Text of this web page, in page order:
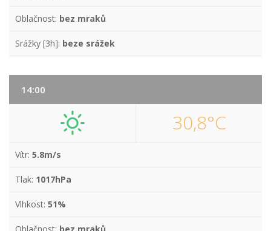
Oblačnost: bez mraků
Srážky [3h]: beze srážek
14:00
30,8°C
Vítr: 5.8m/s
Tlak: 1017hPa
Vlhkost: 51%